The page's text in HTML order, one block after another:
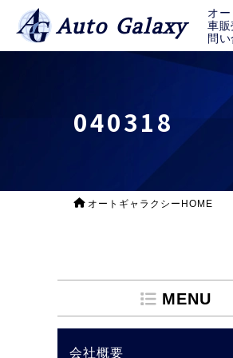
Auto Galaxy
オ
車販
問
040318
オートギャラクシーHOME
MENU
会社概要